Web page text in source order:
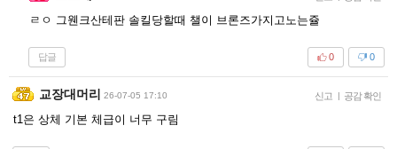
ㄹㅇ 그웬크산테판 솔킬당할때 챌이 브론즈가지고노는쥴
답글 0
0
교장대머리 26-07-05 17:10 신고 | 공감 확인
t1은 상체 기본 체급이 너무 구림